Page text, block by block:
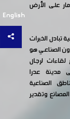
English
على الأرض
الخبرات
الصناعي هو
لقاءات لرجال
مدينة عدرا
الصناعية
وتقدير